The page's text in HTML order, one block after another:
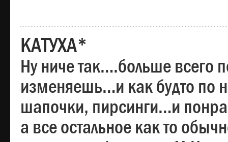
КАТУХА*
Ну ниче так….больше всего
изменяешь…и как будто по
шапочки, пирсинги…и
а все остальное как то